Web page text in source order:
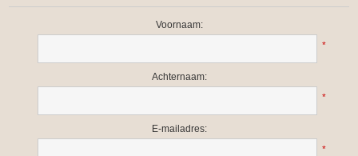
Voornaam:
*
Achternaam:
*
E-mailadres:
*